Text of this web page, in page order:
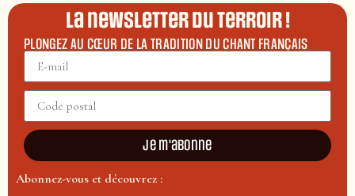
La newsletter du terroir !
PLONGEZ AU CŒUR DE LA TRADITION DU CHANT FRANÇAIS
Je m'abonne
Abonnez-vous et découvrez :